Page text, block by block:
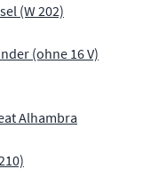
(W 202)
(ohne 16 V)
Alhambra